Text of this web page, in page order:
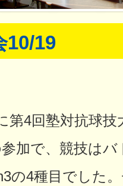
10/19
第4回塾対抗球
加で、競技は
の4種目でした